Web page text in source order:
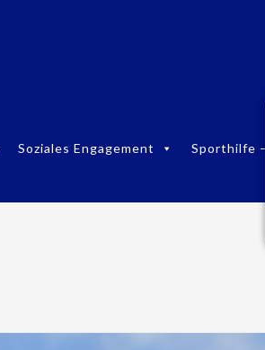
Soziales Engagement Sporthilfe